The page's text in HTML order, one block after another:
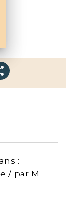
:
/ par M.